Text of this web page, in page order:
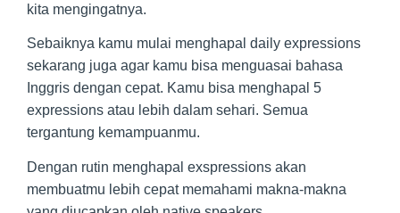
kita mengingatnya.
Sebaiknya kamu mulai menghapal daily expressions
sekarang juga agar kamu bisa menguasai bahasa
Inggris dengan cepat. Kamu bisa menghapal 5
expressions atau lebih dalam sehari. Semua
tergantung kemampuanmu.
Dengan rutin menghapal exspressions akan
membuatmu lebih cepat memahami makna-makna